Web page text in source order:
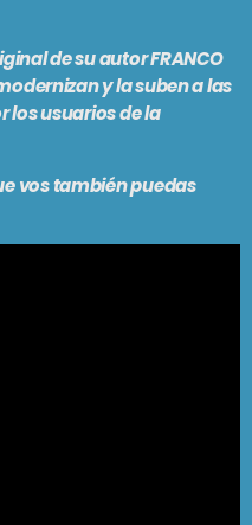
de su autor FRANCO
y la suben a las
los usuarios de la
vos también puedas